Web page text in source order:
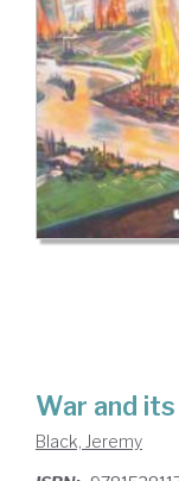
War and
Black, Jeremy